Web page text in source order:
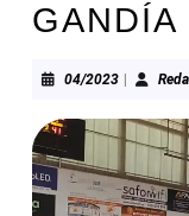
GANDÍA
04/202304/2023